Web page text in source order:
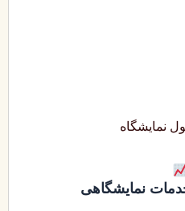
نمایشگاه
نمایشگاهی